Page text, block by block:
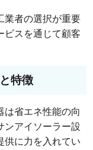
業者の選択が重要
ビスを通じて顧客
特徴
は省エネ性能の向
ンアイソーラー設
供に力を入れてい